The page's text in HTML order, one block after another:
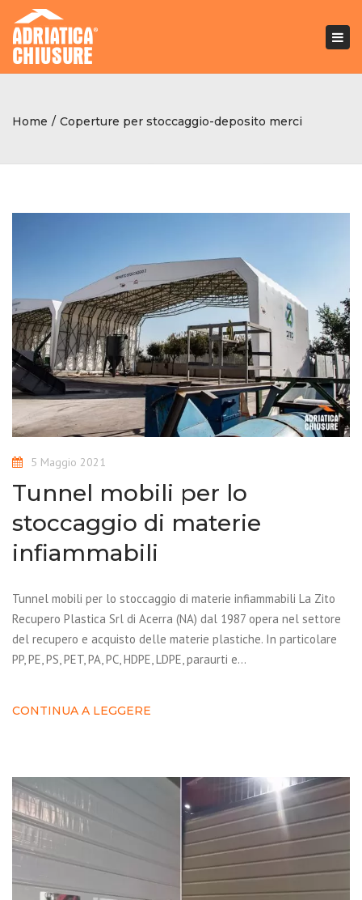
Home Coperture per stoccaggio-deposito merci
5 Maggio 2021
Tunnel mobili per lo
stoccaggio di materie
infiammabili
Tunnel mobili per lo stoccaggio di materie infiammabili La Zito
Recupero Plastica Srl di Acerra (NA) dal 1987 opera nel settore
del recupero e acquisto delle materie plastiche. In particolare
PP, PE, PS, PET, PA, PC, HDPE, LDPE, paraurti e…
CONTINUA A LEGGERE